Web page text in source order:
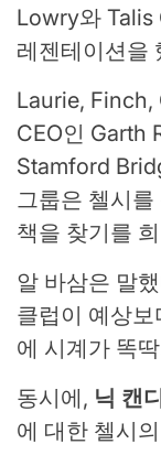
Lowry와 Talis
레젠테이션을
Laurie, Finch,
CEO인 Garth
Stamford
그룹은 첼시
책을 찾기를
알 바삼은 말
클럽이 예상
에 시계가 똑
동시에, 닉 캔
에 대한 첼시